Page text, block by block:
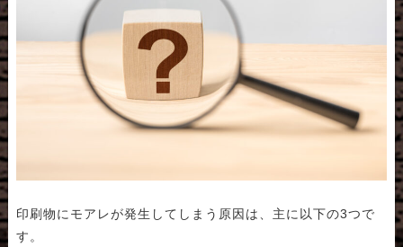
印刷物にモアレが発生してしまう原因は、主に以下の3つで
す。